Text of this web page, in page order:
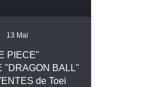
13 Mai
PIECE"
"DRAGON BALL"
de Toei